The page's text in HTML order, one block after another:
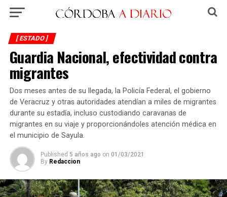
[ ESTADO ]
Guardia Nacional, efectividad contra
migrantes
Dos meses antes de su llegada, la Policía Federal, el gobierno
de Veracruz y otras autoridades atendían a miles de migrantes
durante su estadía, incluso custodiando caravanas de
migrantes en su viaje y proporcionándoles atención médica en
el municipio de Sayula.
Published 5 años ago on 01/03/2021
By Redaccion